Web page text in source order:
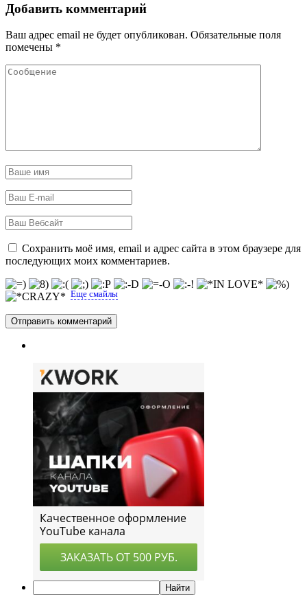
Добавить комментарий
Ваш адрес email не будет опубликован. Обязательные поля
помечены *
Сохранить моё имя, email и адрес сайта в этом браузере для
последующих моих комментариев.
Еще смайлы